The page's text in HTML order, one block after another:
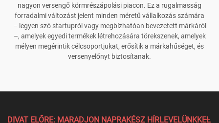
nagyon versengő körmrészápolási piacon. Ez a rugalmasság
forradalmi változást jelent minden méretű vállalkozás számára
– legyen szó startupról vagy megbízhatóan bevezetett márkáról
–, amelyek egyedi termékek létrehozására törekszenek, amelyek
mélyen megérintik célcsoportjukat, erősítik a márkahűséget, és
versenyelőnyt biztosítanak.
DIVAT ELŐRE: MARADJON NAPRAKÉSZ HÍRLEVELÜNKKEL